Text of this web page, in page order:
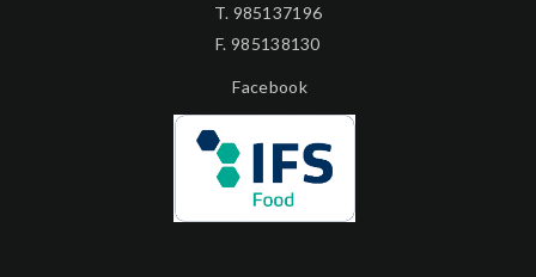
T. 985137196
F. 985138130
Facebook